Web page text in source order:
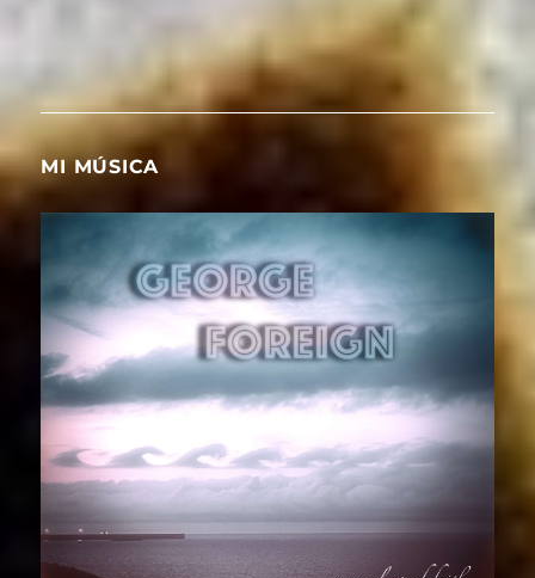
MI MÚSICA